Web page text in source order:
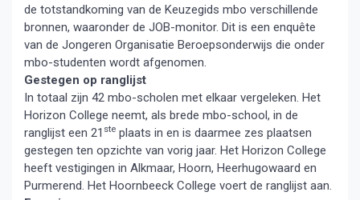
de totstandkoming van de Keuzegids mbo verschillende
bronnen, waaronder de JOB-monitor. Dit is een enquête
van de Jongeren Organisatie Beroepsonderwijs die onder
mbo-studenten wordt afgenomen.
Gestegen op ranglijst
In totaal zijn 42 mbo-scholen met elkaar vergeleken. Het
Horizon College neemt, als brede mbo-school, in de
ranglijst een 21 ste plaats in en is daarmee zes plaatsen
gestegen ten opzichte van vorig jaar. Het Horizon College
heeft vestigingen in Alkmaar, Hoorn, Heerhugowaard en
Purmerend. Het Hoornbeeck College voert de ranglijst aan.